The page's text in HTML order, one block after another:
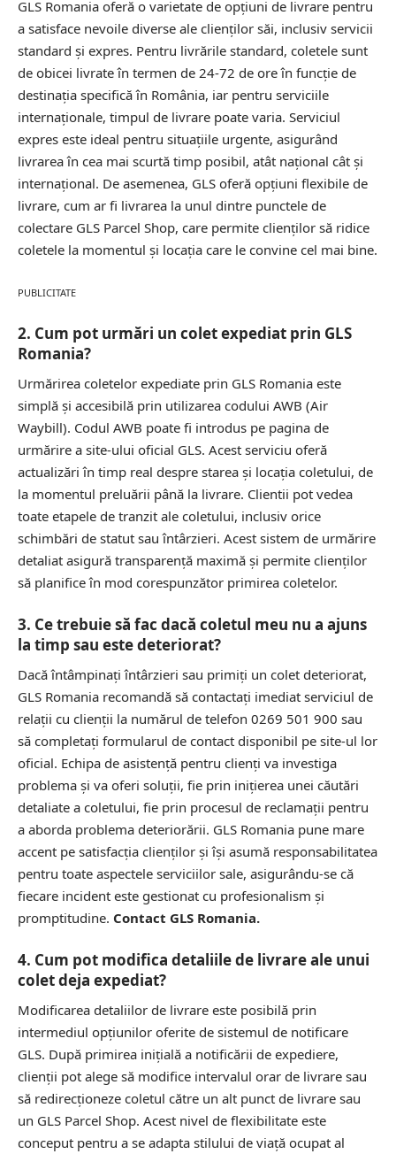
GLS Romania oferă o varietate de opțiuni de livrare pentru
a satisface nevoile diverse ale clienților săi, inclusiv servicii
standard și expres. Pentru livrările standard, coletele sunt
de obicei livrate în termen de 24-72 de ore în funcție de
destinația specifică în România, iar pentru serviciile
internaționale, timpul de livrare poate varia. Serviciul
expres este ideal pentru situațiile urgente, asigurând
livrarea în cea mai scurtă timp posibil, atât național cât și
internațional. De asemenea, GLS oferă opțiuni flexibile de
livrare, cum ar fi livrarea la unul dintre punctele de
colectare GLS Parcel Shop, care permite clienților să ridice
coletele la momentul și locația care le convine cel mai bine.
PUBLICITATE
2. Cum pot urmări un colet expediat prin GLS
Romania?
Urmărirea coletelor expediate prin GLS Romania este
simplă și accesibilă prin utilizarea codului AWB (Air
Waybill). Codul AWB poate fi introdus pe pagina de
urmărire a site-ului oficial GLS. Acest serviciu oferă
actualizări în timp real despre starea și locația coletului, de
la momentul preluării până la livrare. Clientii pot vedea
toate etapele de tranzit ale coletului, inclusiv orice
schimbări de statut sau întârzieri. Acest sistem de urmărire
detaliat asigură transparență maximă și permite clienților
să planifice în mod corespunzător primirea coletelor.
3. Ce trebuie să fac dacă coletul meu nu a ajuns
la timp sau este deteriorat?
Dacă întâmpinați întârzieri sau primiți un colet deteriorat,
GLS Romania recomandă să contactați imediat serviciul de
relații cu clienții la numărul de telefon 0269 501 900 sau
să completați formularul de contact disponibil pe site-ul lor
oficial. Echipa de asistență pentru clienți va investiga
problema și va oferi soluții, fie prin inițierea unei căutări
detaliate a coletului, fie prin procesul de reclamații pentru
a aborda problema deteriorării. GLS Romania pune mare
accent pe satisfacția clienților și își asumă responsabilitatea
pentru toate aspectele serviciilor sale, asigurându-se că
fiecare incident este gestionat cu profesionalism și
promptitudine. Contact GLS Romania.
4. Cum pot modifica detaliile de livrare ale unui
colet deja expediat?
Modificarea detaliilor de livrare este posibilă prin
intermediul opțiunilor oferite de sistemul de notificare
GLS. După primirea inițială a notificării de expediere,
clienții pot alege să modifice intervalul orar de livrare sau
să redirecționeze coletul către un alt punct de livrare sau
un GLS Parcel Shop. Acest nivel de flexibilitate este
conceput pentru a se adapta stilului de viață ocupat al